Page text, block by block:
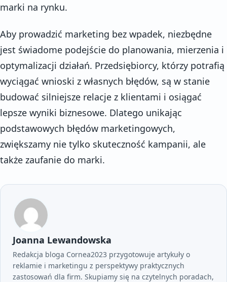
marki na rynku.
Aby prowadzić marketing bez wpadek, niezbędne
jest świadome podejście do planowania, mierzenia i
optymalizacji działań. Przedsiębiorcy, którzy potrafią
wyciągać wnioski z własnych błędów, są w stanie
budować silniejsze relacje z klientami i osiągać
lepsze wyniki biznesowe. Dlatego unikając
podstawowych błędów marketingowych,
zwiększamy nie tylko skuteczność kampanii, ale
także zaufanie do marki.
Joanna Lewandowska
Redakcja bloga Cornea2023 przygotowuje artykuły o
reklamie i marketingu z perspektywy praktycznych
zastosowań dla firm. Skupiamy się na czytelnych poradach,